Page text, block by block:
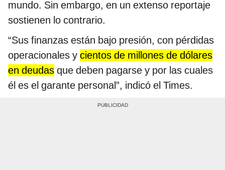
mundo. Sin embargo, en un extenso reportaje
sostienen lo contrario.
“Sus finanzas están bajo presión, con pérdidas
operacionales y cientos de millones de dólares
en deudas que deben pagarse y por las cuales
él es el garante personal”, indicó el Times.